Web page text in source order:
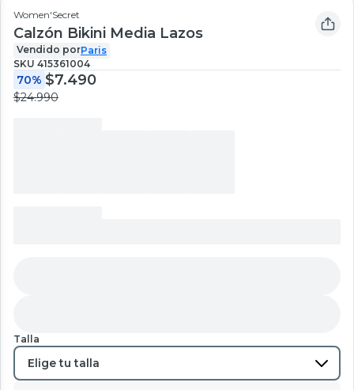
Women'Secret
Calzón Bikini Media Lazos
Vendido porParis
SKU 415361004
70% $7.490
$24.990
Talla